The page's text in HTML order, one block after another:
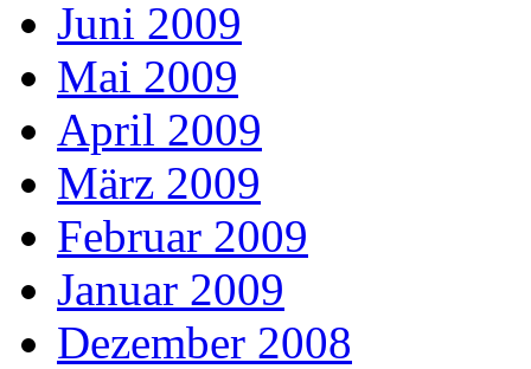
Juni 2009
Mai 2009
April 2009
März 2009
Februar 2009
Januar 2009
Dezember 2008